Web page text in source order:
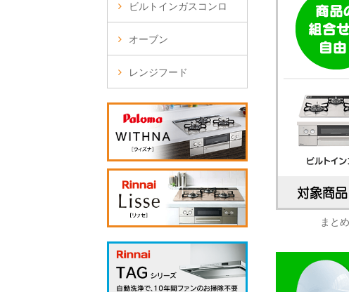
まと
ビルトインガスコンロ
オーブン
レンジフード